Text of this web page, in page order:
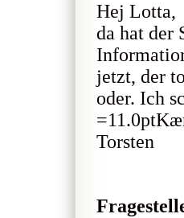
Hej Lotta,
da hat der
jetzt, der
oder. Ich
Torsten